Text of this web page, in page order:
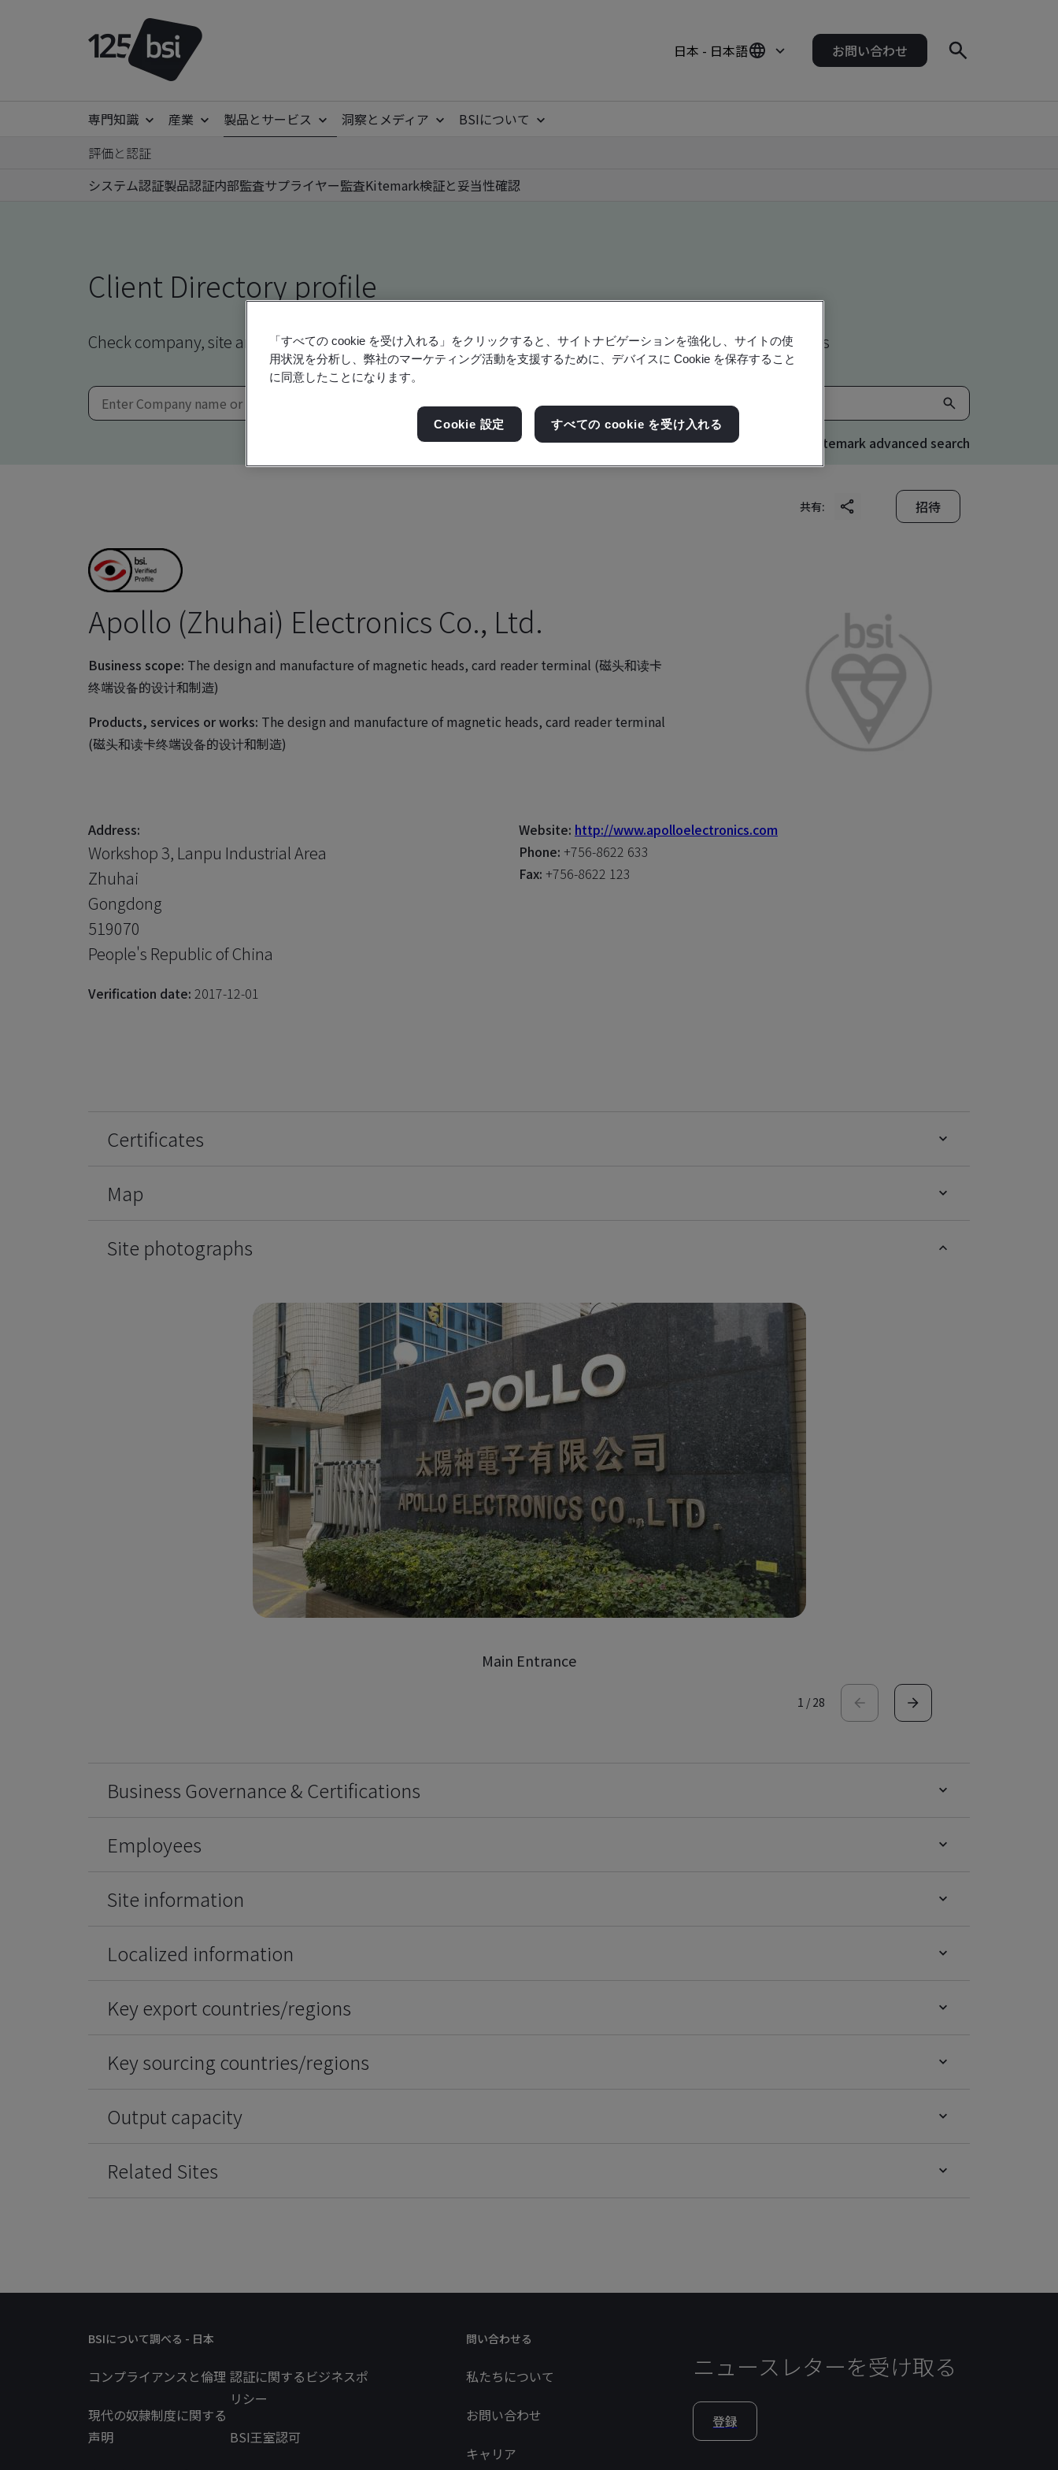
日本 - 日本語 お問い合わせ
専門知識 産業 製品とサービス 洞察とメディア
BSIについて
評価と認証
システム認証製品認証内部監査サプライヤー監査Kitemark検証と妥当性確認
Client Directory profile
Check company, site and product certificates - Validation and Verification, Japanese and global companies
Kitemark advanced search
共有: 招待
Apollo (Zhuhai) Electronics Co., Ltd.
Business scope: The design and manufacture of magnetic heads, card reader terminal (磁头和读卡
终端设备的设计和制造)
Products, services or works: The design and manufacture of magnetic heads, card reader terminal
(磁头和读卡终端设备的设计和制造)
Address:
Workshop 3, Lanpu Industrial Area
Zhuhai
Gongdong
519070
People's Republic of China
Verification date: 2017-12-01
Website: http://www.apolloelectronics.com
Phone: +756-8622 633
Fax: +756-8622 123
Certificates
Map
Site photographs
Main Entrance
1 / 28
Business Governance & Certifications
Employees
Site information
Localized information
Key export countries/regions
Key sourcing countries/regions
Output capacity
Related Sites
BSIについて調べる - 日本
コンプライアンスと倫理
現代の奴隷制度に関する
声明
認証に関するビジネスポ
リシー
BSI王室認可
問い合わせる
私たちについて
お問い合わせ
キャリア
ニュースレターを受け取る
登録
「すべての cookie を受け入れる」をクリックすると、サイトナビゲーションを強化し、サイトの使
用状況を分析し、弊社のマーケティング活動を支援するために、デバイスに Cookie を保存すること
に同意したことになります。
Cookie 設定 すべての cookie を受け入れる